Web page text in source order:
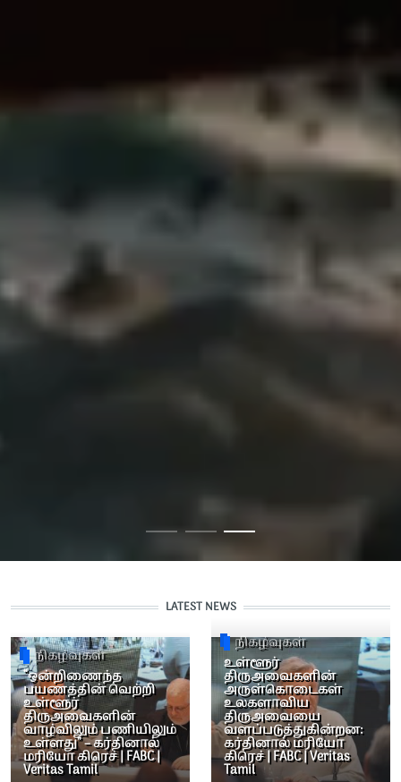
LATEST NEWS
நிகழ்வுகள்
“ஒன்றிணைந்த
பயணத்தின் வெற்றி
உள்ளூர்
திருஅவைகளின்
வாழ்விலும் பணியிலும்
உள்ளது” – கர்தினால்
மரியோ கிரெச் | FABC |
Veritas Tamil
நிகழ்வுகள்
உள்ளூர்
திருஅவைகளின்
அருள்கொடைகள்
உலகளாவிய
திருஅவையை
வளப்படுத்துகின்றன:
கர்தினால் மரியோ
கிரெச் | FABC | Veritas
Tamil